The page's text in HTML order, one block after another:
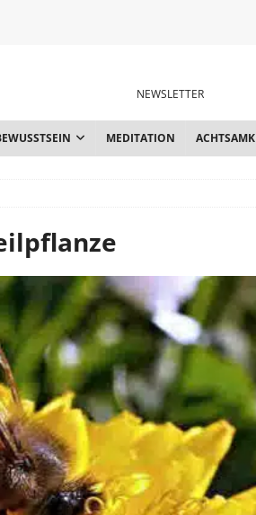
NEWSLETTER
MEDITATION